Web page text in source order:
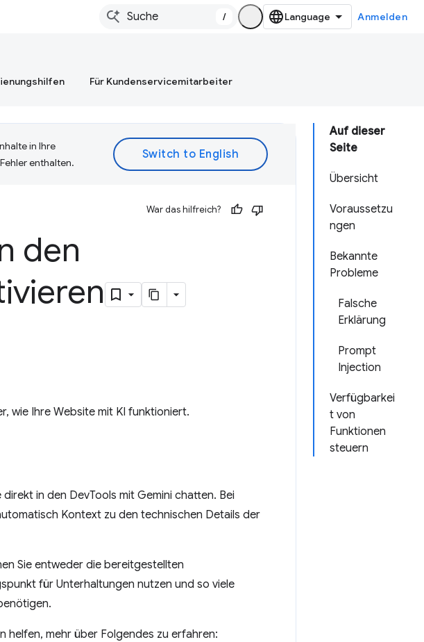
/ Anmelden
Für Kundenservicemitarbeiter
Auf dieser
Seite
Übersicht
Voraussetzu
ngen
Bekannte
Probleme
Falsche
Erklärung
Prompt
Injection
Verfügbarkei
t von
Funktionen
steuern
in Ihre
enthalten.
War das hilfreich?
den
wie Ihre Website mit KI funktioniert.
direkt in den DevTools mit Gemini chatten. Bei
Kontext zu den technischen Details der
Sie entweder die bereitgestellten
für Unterhaltungen nutzen und so viele
helfen, mehr über Folgendes zu erfahren: